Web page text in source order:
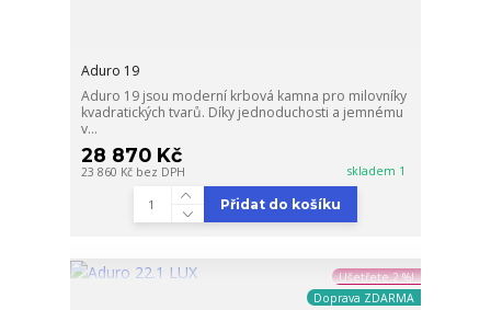
Aduro 19
Aduro 19 jsou moderní krbová kamna pro milovníky
kvadratických tvarů. Díky jednoduchosti a jemnému
v...
28 870 Kč
23 860 Kč bez DPH skladem 1
Přidat do košíku
Ušetřete 2 %!
Doprava ZDARMA